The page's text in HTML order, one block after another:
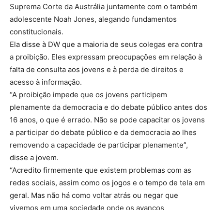
Suprema Corte da Austrália juntamente com o também
adolescente Noah Jones, alegando fundamentos
constitucionais.
Ela disse à DW que a maioria de seus colegas era contra
a proibição. Eles expressam preocupações em relação à
falta de consulta aos jovens e à perda de direitos e
acesso à informação.
“A proibição impede que os jovens participem
plenamente da democracia e do debate público antes dos
16 anos, o que é errado. Não se pode capacitar os jovens
a participar do debate público e da democracia ao lhes
removendo a capacidade de participar plenamente”,
disse a jovem.
“Acredito firmemente que existem problemas com as
redes sociais, assim como os jogos e o tempo de tela em
geral. Mas não há como voltar atrás ou negar que
vivemos em uma sociedade onde os avanços